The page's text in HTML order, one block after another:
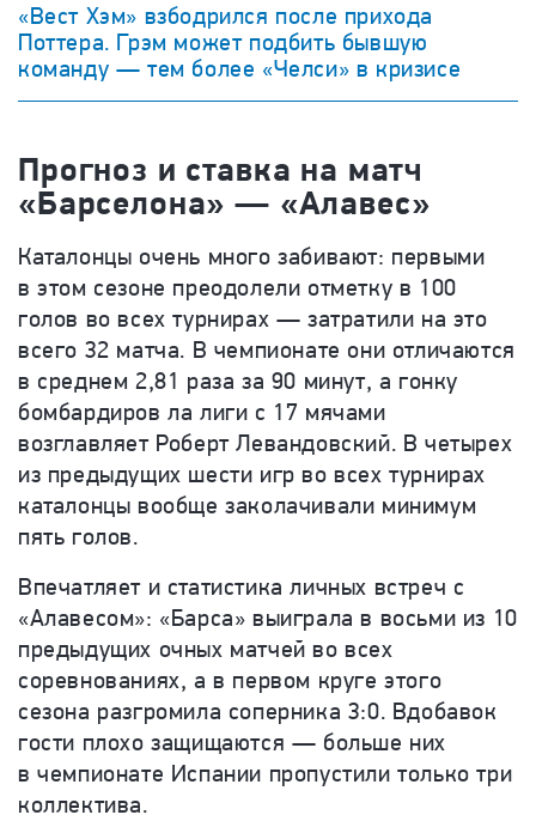
«Вест Хэм» взбодрился после прихода
Поттера. Грэм может подбить бывшую
команду — тем более «Челси» в кризисе
Прогноз и ставка на матч
«Барселона» — «Алавес»
Каталонцы очень много забивают: первыми
в этом сезоне преодолели отметку в 100
голов во всех турнирах — затратили на это
всего 32 матча. В чемпионате они отличаются
в среднем 2,81 раза за 90 минут, а гонку
бомбардиров ла лиги с 17 мячами
возглавляет Роберт Левандовский. В четырех
из предыдущих шести игр во всех турнирах
каталонцы вообще заколачивали минимум
пять голов.
Впечатляет и статистика личных встреч с
«Алавесом»: «Барса» выиграла в восьми из 10
предыдущих очных матчей во всех
соревнованиях, а в первом круге этого
сезона разгромила соперника 3:0. Вдобавок
гости плохо защищаются — больше них
в чемпионате Испании пропустили только три
коллектива.